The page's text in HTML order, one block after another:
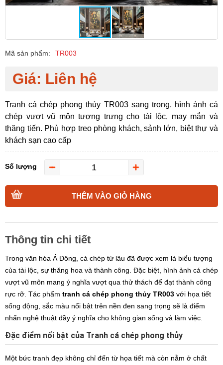
Mã sản phẩm: TR003
Giá: Liên hệ
Tranh cá chép phong thủy TR003 sang trọng, hình ảnh cá
chép vượt vũ môn tượng trưng cho tài lộc, may mắn và
thăng tiến. Phù hợp treo phòng khách, sảnh lớn, biệt thự và
khách sạn cao cấp
Số lượng
THÊM VÀO GIỎ HÀNG
Thông tin chi tiết
Trong văn hóa Á Đông, cá chép từ lâu đã được xem là biểu tượng
của tài lộc, sự thăng hoa và thành công. Đặc biệt, hình ảnh cá chép
vượt vũ môn mang ý nghĩa vượt qua thử thách để đạt thành công
rực rỡ. Tác phẩm tranh cá chép phong thủy TR003 với họa tiết
sống động, sắc màu nổi bật trên nền đen sang trọng sẽ là điểm
nhấn nghệ thuật đầy ý nghĩa cho không gian sống và làm việc.
Đặc điểm nổi bật của Tranh cá chép phong thủy
Một bức tranh đẹp không chỉ đến từ họa tiết mà còn nằm ở chất